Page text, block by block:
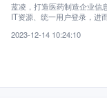
蓝凌，打造医药制造企业信
IT资源、统一用户登录，进
2023-12-14 10:24:10